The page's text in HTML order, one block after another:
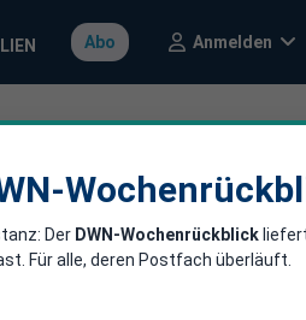
Abo Anmelden
EU ab
Der DWN-Wochenrückblick
Für alle, deren Postfach überläuft.